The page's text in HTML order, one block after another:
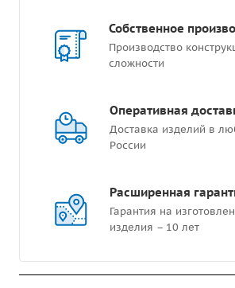
Собственное
Производство
сложности
Оперативная
Доставка изделий в
России
Расширенная
Гарантия на
изделия – 10 лет